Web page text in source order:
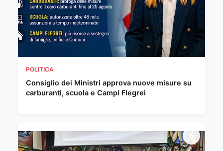
POLITICA
Consiglio dei Ministri approva nuove misure su
carburanti, scuola e Campi Flegrei